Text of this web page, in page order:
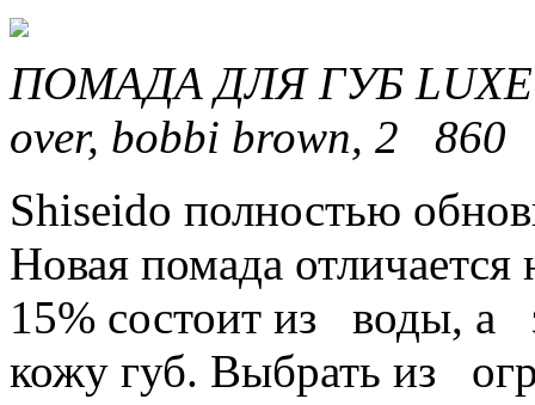
ПОМАДА ДЛЯ ГУБ LUXE
over, bobbi brown, 2 860
Shiseido полностью
Новая помада
15% состоит из воды, а
кожу губ. Выбрать из